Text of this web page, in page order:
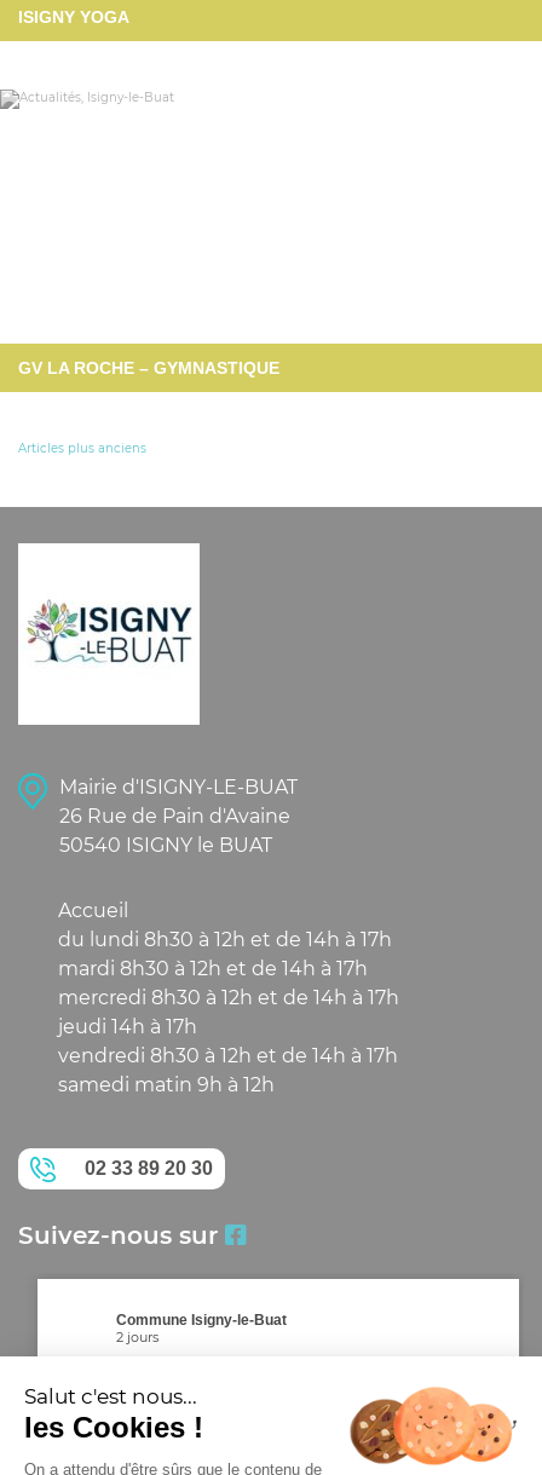
ISIGNY YOGA
GV LA ROCHE – GYMNASTIQUE
NAVIGATION
ARTICLES
Articles plus anciens
Mairie d'ISIGNY-LE-BUAT
26 Rue de Pain d'Avaine
50540 ISIGNY le BUAT
Accueil
du lundi 8h30 à 12h et de 14h à 17h
mardi 8h30 à 12h et de 14h à 17h
mercredi 8h30 à 12h et de 14h à 17h
jeudi 14h à 17h
vendredi 8h30 à 12h et de 14h à 17h
samedi matin 9h à 12h
02 33 89 20 30
Suivez-nous sur
Commune Isigny-le-Buat
2 jours
⚡ Vous roulez en trottinette électrique dans la Manche ?
Attention, de nouvelles règles arrivent !
Face à l'augmentation de l'usage de trottinettes
Salut c'est nous...
les Cookies !
On a attendu d'être sûrs que le contenu de